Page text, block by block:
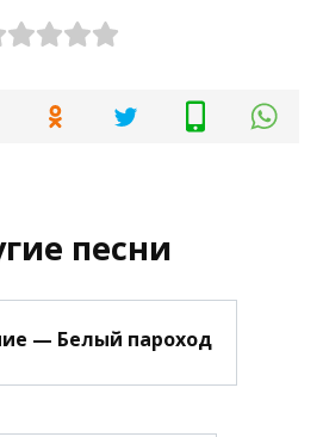
песни
— Белый пароход